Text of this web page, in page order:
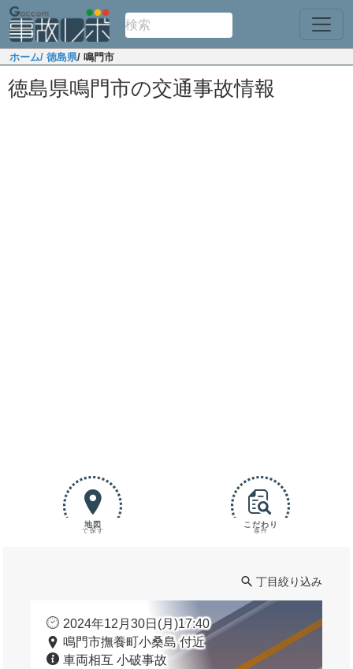
ホーム/ 徳島県/ 鳴門市
徳島県鳴門市の交通事故情報
地図
で探す
こだわり
条件
丁目絞り込み
2024年12月30日(月)17:40
鳴門市撫養町小桑島 付近
車両相互 小破事故